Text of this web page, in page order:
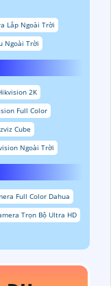
Lắp Ngoài Trời
Ngoài Trời
2K
Full Color
Cube
Ngoài Trời
Full Color Dahua
Trọn Bộ Ultra HD